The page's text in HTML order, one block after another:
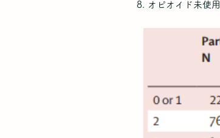
8. オピオイド未使用